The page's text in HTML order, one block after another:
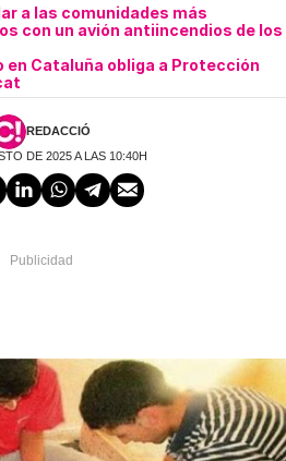
a las comunidades más
con un avión antiincendios de los
en Cataluña obliga a Protección
REDACCIÓ
DE 2025 A LAS 10:40H